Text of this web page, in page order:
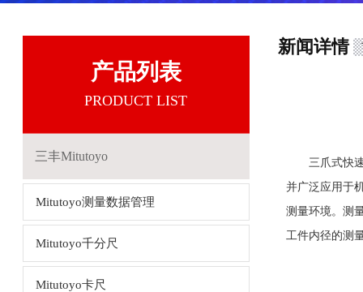
产品列表
PRODUCT LIST
三丰Mitutoyo
Mitutoyo测量数据管理
Mitutoyo千分尺
Mitutoyo卡尺
新闻详情
三爪式快速
并广泛应用于
测量环境。测
工件内径的测